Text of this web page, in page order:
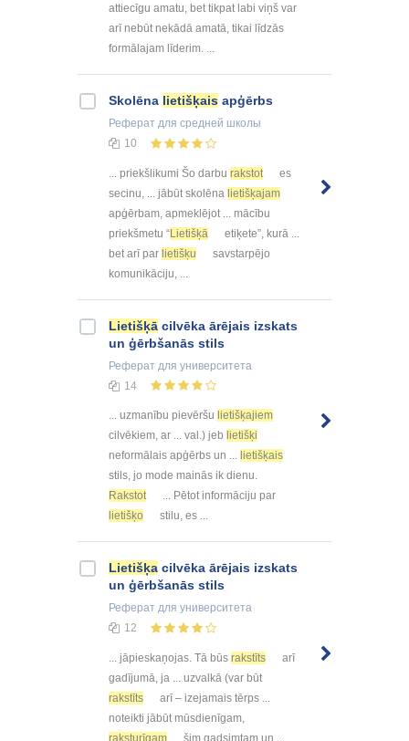
attiecīgu amatu, bet tikpat labi viņš var
arī nebūt nekādā amatā, tikai līdzās
formālajam līderim. ...
Skolēna lietišķais apģērbs
Реферат для средней школы
10
... priekšlikumi Šo darbu rakstot
es
secinu, ... jābūt skolēna lietišķajam
apģērbam, apmeklējot ... mācību
priekšmetu “Lietišķā
etiķete”, kurā ...
bet arī par lietišķu
savstarpējo
komunikāciju, ...
Lietišķā cilvēka ārējais izskats
un ģērbšanās stils
Реферат для университета
14
... uzmanību pievēršu lietišķajiem
cilvēkiem, ar ... val.) jeb lietišķi
neformālais apģērbs un ... lietišķais
stils, jo mode mainās ik dienu.
Rakstot
... Pētot informāciju par
lietišķo
stilu, es ...
Lietišķa cilvēka ārējais izskats
un ģērbšanās stils
Реферат для университета
12
... jāpieskaņojas. Tā būs rakstīts
arī
gadījumā, ja ... uzvalkā (var būt
rakstīts
arī – izejamais tērps ...
noteikti jābūt mūsdienīgam,